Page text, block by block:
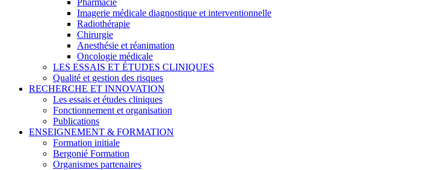
Pharmacie
Imagerie médicale diagnostique et interventionnelle
Radiothérapie
Chirurgie
Anesthésie et réanimation
Oncologie médicale
LES ESSAIS ET ÉTUDES CLINIQUES
Qualité et gestion des risques
RECHERCHE ET INNOVATION
Les essais et études cliniques
Fonctionnement et organisation
Publications
ENSEIGNEMENT & FORMATION
Formation initiale
Bergonié Formation
Organismes partenaires